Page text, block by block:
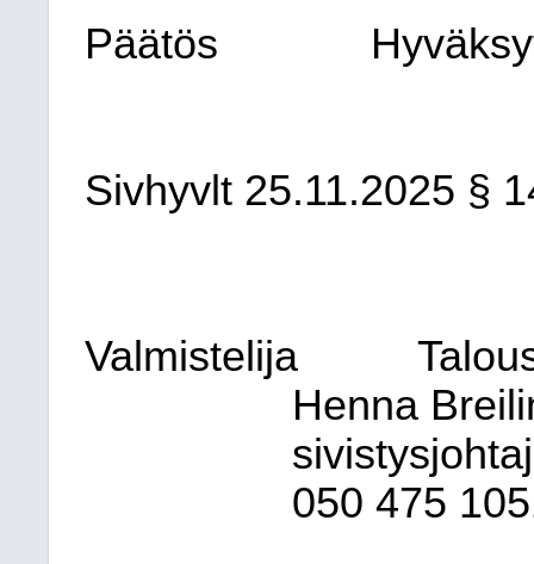
Päätös
Sivhyvlt 25.11.2025 §
Valmistelija
Henna
050 475